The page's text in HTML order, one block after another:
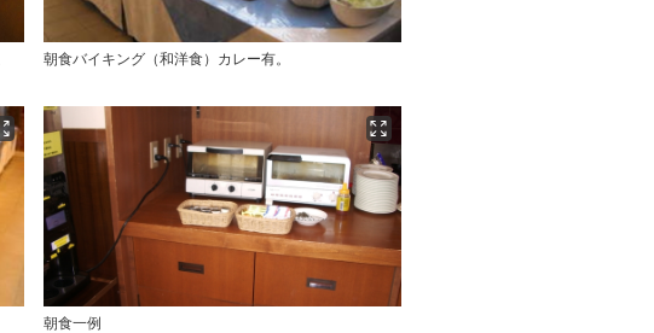
朝食バイキング（和洋食）カレー有。
朝食一例